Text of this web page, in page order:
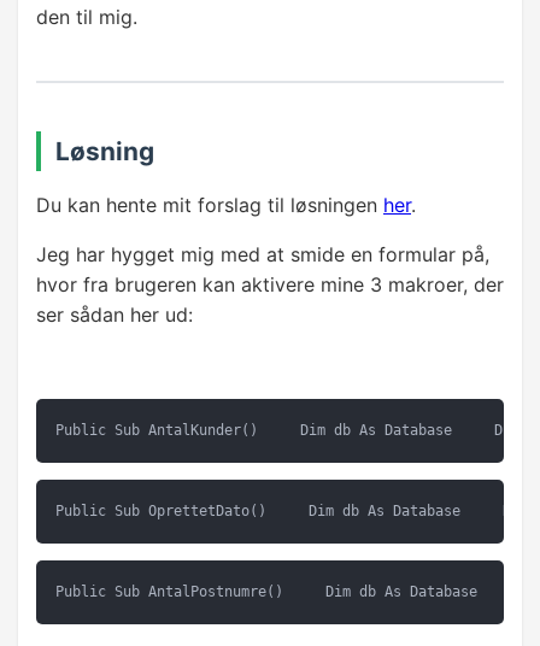
den til mig.
Løsning
Du kan hente mit forslag til løsningen her.
Jeg har hygget mig med at smide en formular på,
hvor fra brugeren kan aktivere mine 3 makroer, der
ser sådan her ud:
Public Sub AntalKunder()     Dim db As Database
Public Sub OprettetDato()     Dim db As Database
Public Sub AntalPostnumre()     Dim db As Database